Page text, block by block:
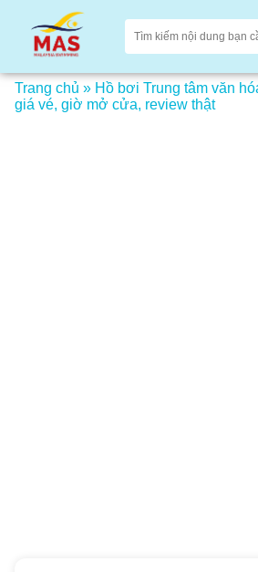
Trang chủ » Hồ bơi Trung tâm văn
giá vé, giờ mở cửa, review thật